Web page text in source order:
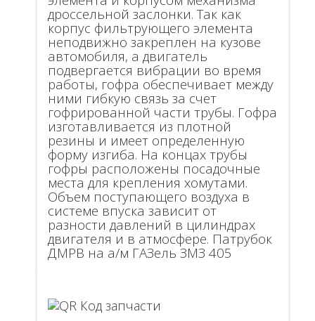
дроссельной заслонки. Так как
корпус фильтрующего элемента
неподвижно закреплен на кузове
автомобиля, а двигатель
подвергается вибрации во время
работы, гофра обеспечивает между
ними гибкую связь за счет
гофрированной части трубы. Гофра
изготавливается из плотной
резины и имеет определенную
форму изгиба. На концах трубы
гофры расположены посадочные
места для крепления хомутами.
Объем поступающего воздуха в
системе впуска зависит от
разности давлений в цилиндрах
двигателя и в атмосфере. Патрубок
ДМРВ на а/м ГАЗель ЗМЗ 405